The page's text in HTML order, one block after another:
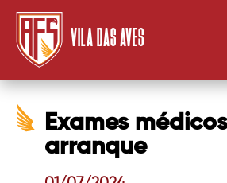
VILA DAS AVES
Exames
arranque